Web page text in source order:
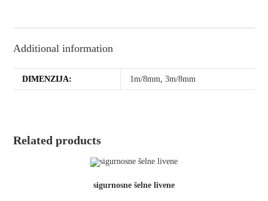
Additional information
DIMENZIJA: 1m/8mm,3m/8mm
Related products
sigurnosne šelne livene